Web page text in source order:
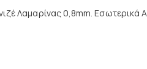
Λαμαρίνας 0,8mm. Εσωτερικά